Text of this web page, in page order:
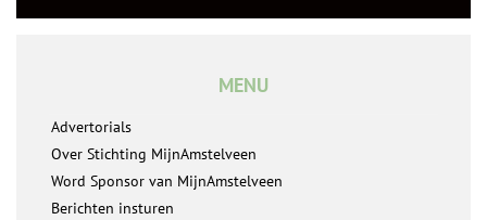
MENU
Advertorials
Over Stichting MijnAmstelveen
Word Sponsor van MijnAmstelveen
Berichten insturen